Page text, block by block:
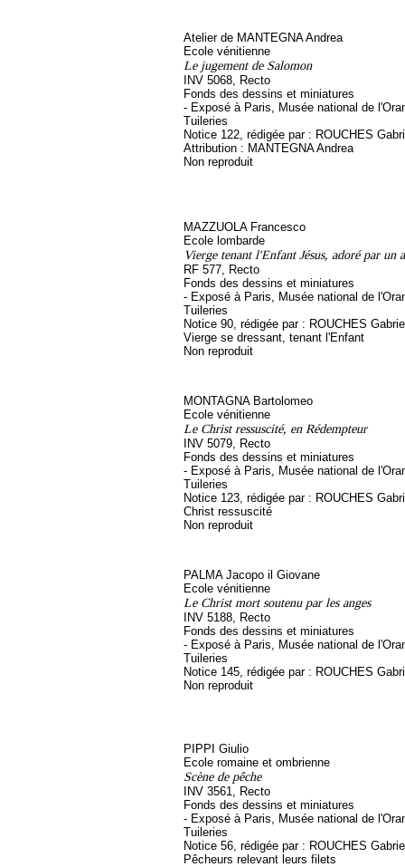
Atelier de MANTEGNA Andrea
Ecole vénitienne
Le jugement de Salomon
INV 5068, Recto
Fonds des dessins et miniatures
- Exposé à Paris, Musée national de
Tuileries
Notice 122, rédigée par : ROUCHES
Attribution : MANTEGNA Andrea
Non reproduit
MAZZUOLA Francesco
Ecole lombarde
Vierge tenant l'Enfant Jésus, adoré par un
RF 577, Recto
Fonds des dessins et miniatures
- Exposé à Paris, Musée national de
Tuileries
Notice 90, rédigée par : ROUCHES
Vierge se dressant, tenant l'Enfant
Non reproduit
MONTAGNA Bartolomeo
Ecole vénitienne
Le Christ ressuscité, en Rédempteur
INV 5079, Recto
Fonds des dessins et miniatures
- Exposé à Paris, Musée national de
Tuileries
Notice 123, rédigée par : ROUCHES
Christ ressuscité
Non reproduit
PALMA Jacopo il Giovane
Ecole vénitienne
Le Christ mort soutenu par les anges
INV 5188, Recto
Fonds des dessins et miniatures
- Exposé à Paris, Musée national de
Tuileries
Notice 145, rédigée par : ROUCHES
Non reproduit
PIPPI Giulio
Ecole romaine et ombrienne
Scène de pêche
INV 3561, Recto
Fonds des dessins et miniatures
- Exposé à Paris, Musée national de
Tuileries
Notice 56, rédigée par : ROUCHES
Pêcheurs relevant leurs filets